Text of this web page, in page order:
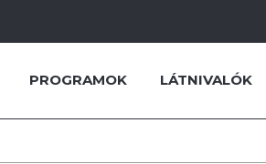
PROGRAMOK LÁTNIVALÓK